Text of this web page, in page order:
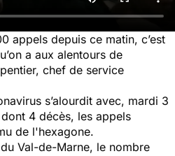
appels depuis ce matin, c’est
a aux alentours de
chef de service
s’alourdit avec, mardi 3
4 décès, les appels
de l'hexagone.
Val-de-Marne, le nombre